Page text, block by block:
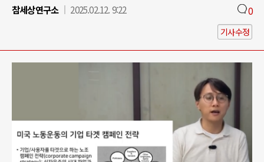
참세상연구소
2025.02.12. 9:22 0
기사수정